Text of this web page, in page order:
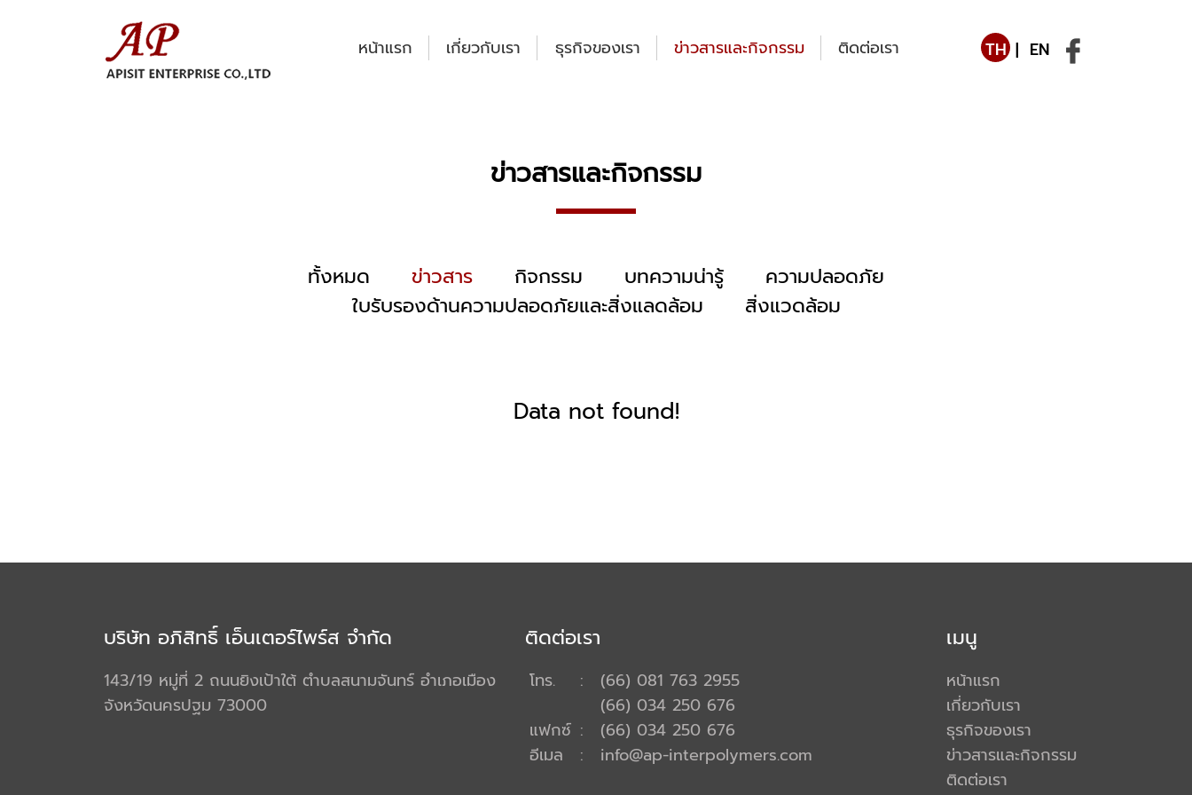
หน้าแรก เกี่ยวกับเรา ธุรกิจของเรา ข่าวสารและกิจกรรม ติดต่อเรา TH | EN
ข่าวสารและกิจกรรม
ทั้งหมด ข่าวสาร กิจกรรม บทความน่ารู้
ความปลอดภัย
ใบรับรองด้านความปลอดภัยและสิ่งแลดล้อม
สิ่งแวดล้อม
Data not found!
บริษัท อภิสิทธิ์ เอ็นเตอร์ไพร์ส จำกัด
143/19 หมู่ที่ 2 ถนนยิงเป้าใต้ ตำบลสนามจันทร์ อำเภอเมือง
จังหวัดนครปฐม 73000
ติดต่อเรา
โทร. :
(66) 081 763 2955
(66) 034 250 676
แฟกซ์ :
(66) 034 250 676
อีเมล
: info@ap-interpolymers.com
เมนู
หน้าแรก
เกี่ยวกับเรา
ธุรกิจของเรา
ข่าวสารและกิจกรรม
ติดต่อเรา